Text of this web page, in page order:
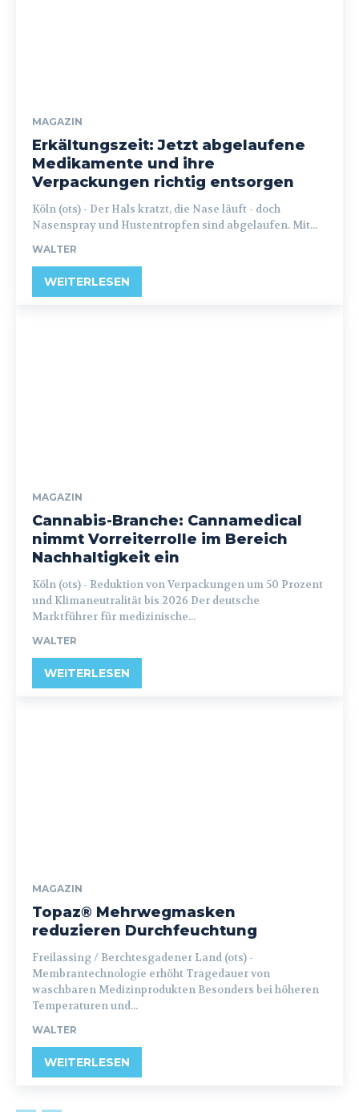
MAGAZIN
Erkältungszeit: Jetzt abgelaufene
Medikamente und ihre
Verpackungen richtig entsorgen
Köln (ots) - Der Hals kratzt, die Nase läuft - doch
Nasenspray und Hustentropfen sind abgelaufen. Mit...
WALTER
WEITERLESEN
MAGAZIN
Cannabis-Branche: Cannamedical
nimmt Vorreiterrolle im Bereich
Nachhaltigkeit ein
Köln (ots) - Reduktion von Verpackungen um 50 Prozent
und Klimaneutralität bis 2026 Der deutsche
Marktführer für medizinische...
WALTER
WEITERLESEN
MAGAZIN
Topaz® Mehrwegmasken
reduzieren Durchfeuchtung
Freilassing / Berchtesgadener Land (ots) -
Membrantechnologie erhöht Tragedauer von
waschbaren Medizinprodukten Besonders bei höheren
Temperaturen und...
WALTER
WEITERLESEN